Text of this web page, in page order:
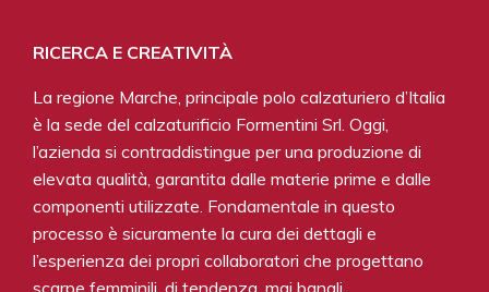
RICERCA E CREATIVITÀ
La regione Marche, principale polo calzaturiero d’Italia
è la sede del calzaturificio Formentini Srl. Oggi,
l’azienda si contraddistingue per una produzione di
elevata qualità, garantita dalle materie prime e dalle
componenti utilizzate. Fondamentale in questo
processo è sicuramente la cura dei dettagli e
l’esperienza dei propri collaboratori che progettano
scarpe femminili, di tendenza, mai banali.